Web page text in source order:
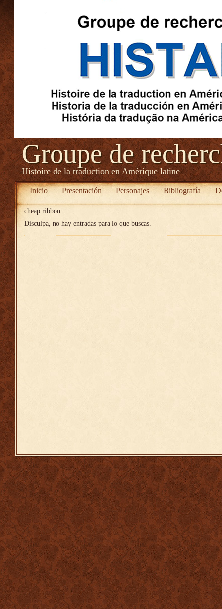
Groupe de
Histoire de la traduction en Amérique latine
Inicio Presentación Personajes Bibliografía
cheap ribbon
Disculpa, no hay entradas para lo que buscas.